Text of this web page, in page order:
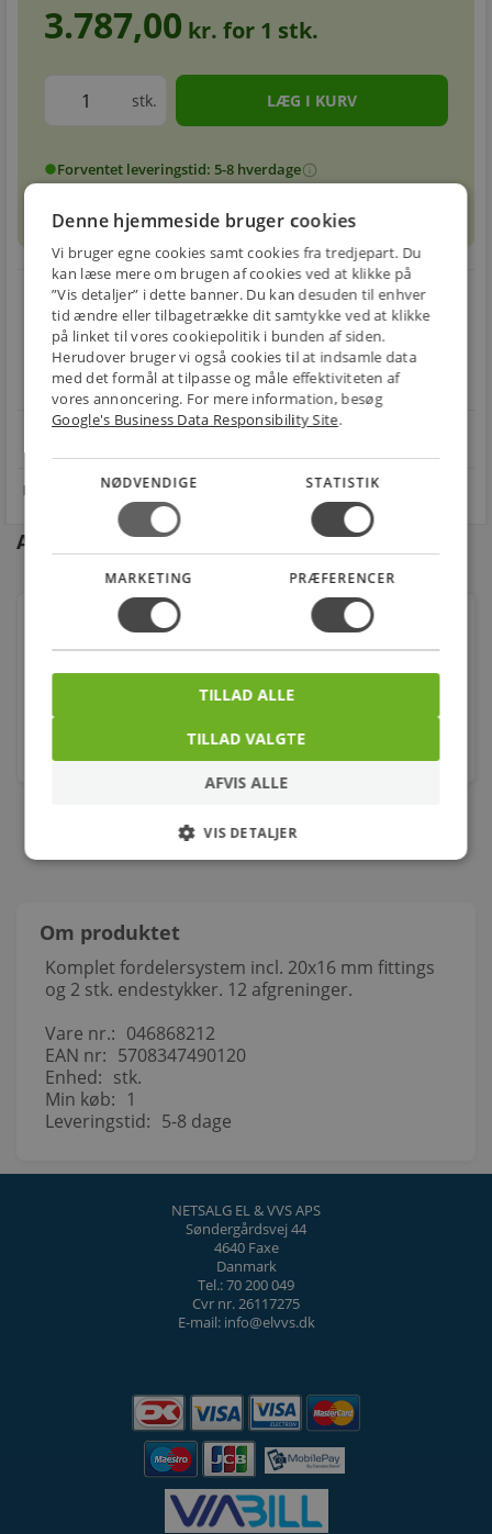
3.787,00 kr. for 1 stk.
stk.
circleForventet leveringstid: 5-8 hverdageinfo
E-MÆRKET
Handle trygt hos
os
local_shipping
BILLIG
FRAGT
Fra 29,00 kr.
restart_alt
30 DAGES
RETUR
Nem returnering
Andre kunder købte også
Pettinaroli digital rumtermostat til comfort-serien
Varenr.: 403582810
617,00
Om produktet
Komplet fordelersystem incl. 20x16 mm fittings
og 2 stk. endestykker. 12 afgreninger.
Vare nr.: 046868212
EAN nr: 5708347490120
Enhed: stk.
Min køb: 1
Leveringstid: 5-8 dage
NETSALG EL & VVS APS
Søndergårdsvej 44
4640 Faxe
Danmark
Tel.: 70 200 049
Cvr nr. 26117275
E-mail: info@elvvs.dk
Denne hjemmeside bruger cookies
Vi bruger egne cookies samt cookies fra tredjepart. Du
kan læse mere om brugen af cookies ved at klikke på
”Vis detaljer” i dette banner. Du kan desuden til enhver
tid ændre eller tilbagetrække dit samtykke ved at klikke
på linket til vores cookiepolitik i bunden af siden.
Herudover bruger vi også cookies til at indsamle data
med det formål at tilpasse og måle effektiviteten af
vores annoncering. For mere information, besøg
Google's Business Data Responsibility Site.
NØDVENDIGE STATISTIK
MARKETING PRÆFERENCER
TILLAD VALGTE
TILLAD ALLE
AFVIS ALLE
VIS DETALJER